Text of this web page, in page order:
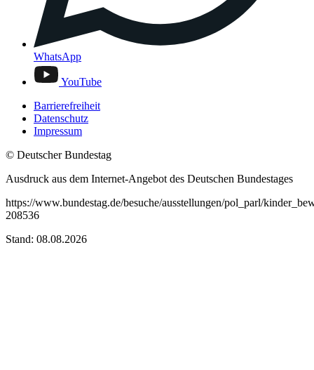
WhatsApp
YouTube
Barrierefreiheit
Datenschutz
Impressum
© Deutscher Bundestag
Ausdruck aus dem Internet-Angebot des Deutschen Bundestages
https://www.bundestag.de/besuche/ausstellungen/pol_parl/
208536
Stand: 08.08.2026